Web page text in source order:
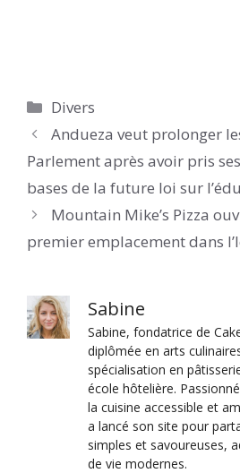
Catégories
Divers
Andueza veut prolonger
Parlement après avoir pris
bases de la future loi sur
Mountain Mike’s Pizza
premier emplacement dans
Sabine
Sabine, fondatrice de
diplômée en arts
spécialisation en
école hôtelière.
la cuisine accessible et
a lancé son site pour
simples et savoureuses,
de vie modernes.